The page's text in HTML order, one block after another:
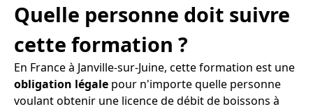
Quelle personne doit suivre
cette formation ?
En France à Janville-sur-Juine, cette formation est une
obligation légale pour n'importe quelle personne
voulant obtenir une licence de débit de boissons à